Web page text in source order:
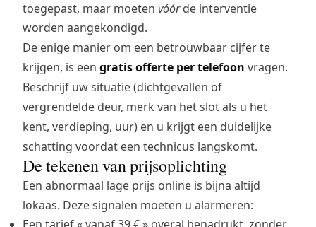
toegepast, maar moeten vóórde interventie
worden aangekondigd.
De enige manier om een betrouwbaar cijfer te
krijgen, is een gratis offerte per telefoon vragen.
Beschrijf uw situatie (dichtgevallen of
vergrendelde deur, merk van het slot als u het
kent, verdieping, uur) en u krijgt een duidelijke
schatting voordat een technicus langskomt.
De tekenen van prijsoplichting
Een abnormaal lage prijs online is bijna altijd
lokaas. Deze signalen moeten u alarmeren: